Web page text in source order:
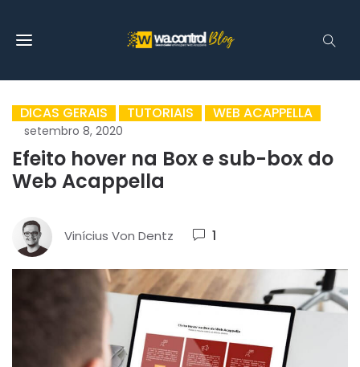
DICAS GERAIS TUTORIAIS WEB ACAPPELLA
setembro 8, 2020
Efeito hover na Box e sub-box do
Web Acappella
Vinícius Von Dentz 1